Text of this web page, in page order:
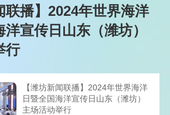
联播】2024年世界海洋
洋宣传日山东（潍坊）
行
【潍坊新闻联播】2024年世界海洋
日暨全国海洋宣传日山东（潍坊）
主场活动举行